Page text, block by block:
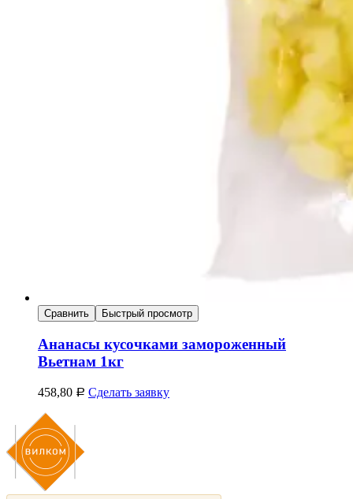
Сравнить Быстрый просмотр
Ананасы кусочками замороженный
Вьетнам 1кг
458,80 Р Сделать заявку